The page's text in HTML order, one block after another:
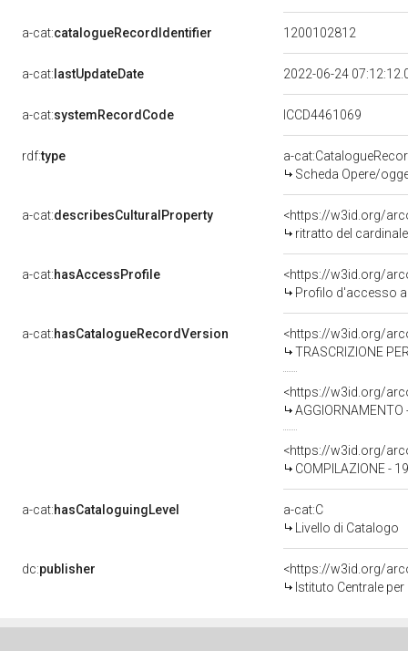
a-cat:catalogueRecordIdentifier 1200102812
a-cat: lastUpdateDate 2022-06-24
a-cat:systemRecordCode ICCD4461069
rdf:type
a-
Scheda Opere/
a-cat:describesCulturalProperty
<https://w3id.org/
ritratto del
a-cat:hasAccessProfile
<https://w3id.org/
Profilo d'accesso
a-cat:hasCatalogueRecordVersion
<https://w3id.org/
TRASCRIZIONE
<https://w3id.org/
<https://w3id.org/
COMPILAZIONE -
a-cat:hasCataloguingLevel
a-cat:C
Livello di Catalogo
dc:publisher
<https://w3id.org/
Istituto Centrale